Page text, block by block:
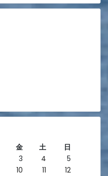
金 土
日
3 4
5
10 11
12